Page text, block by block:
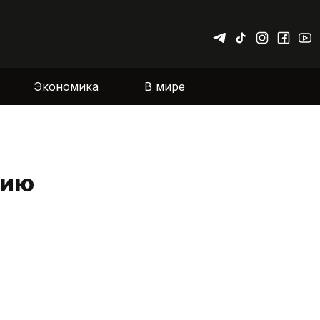
Экономика В мире